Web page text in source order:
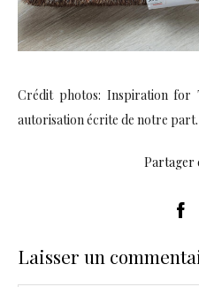
Crédit photos: Inspiration for
autorisation écrite de notre part.
Partager
Laisser un